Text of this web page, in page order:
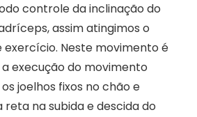
controle da inclinação do
assim atingimos o
exercício. Neste movimento é
execução do movimento
joelhos fixos no chão e
na subida e descida do